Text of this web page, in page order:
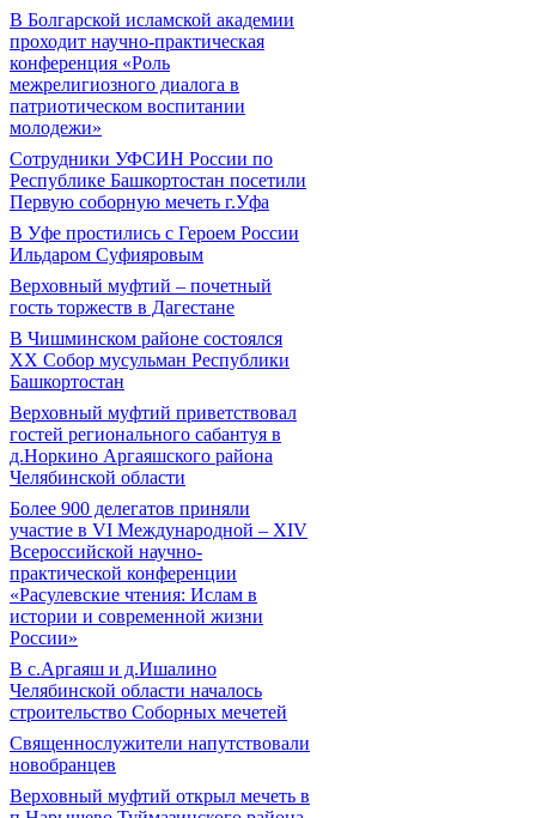
В Болгарской исламской академии
проходит научно-практическая
конференция «Роль
межрелигиозного диалога в
патриотическом воспитании
молодежи»
Сотрудники УФСИН России по
Республике Башкортостан посетили
Первую соборную мечеть г.Уфа
В Уфе простились с Героем России
Ильдаром Суфияровым
Верховный муфтий – почетный
гость торжеств в Дагестане
В Чишминском районе состоялся
XX Собор мусульман Республики
Башкортостан
Верховный муфтий приветствовал
гостей регионального сабантуя в
д.Норкино Аргаяшского района
Челябинской области
Более 900 делегатов приняли
участие в VI Международной – ХIV
Всероссийской научно-
практической конференции
«Расулевские чтения: Ислам в
истории и современной жизни
России»
В с.Аргаяш и д.Ишалино
Челябинской области началось
строительство Соборных мечетей
Священнослужители напутствовали
новобранцев
Верховный муфтий открыл мечеть в